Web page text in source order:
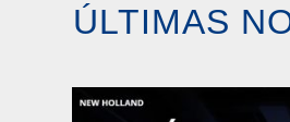
ÚLTIMAS